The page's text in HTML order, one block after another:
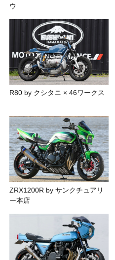
ウ
R80 by クシタニ × 46ワークス
ZRX1200R by サンクチュアリ
ー本店